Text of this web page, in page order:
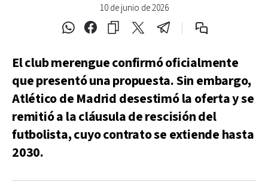
10 de junio de 2026
El club merengue confirmó oficialmente
que presentó una propuesta. Sin embargo,
Atlético de Madrid desestimó la oferta y se
remitió a la cláusula de rescisión del
futbolista, cuyo contrato se extiende hasta
2030.